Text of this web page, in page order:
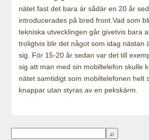
nätet fast det bara är sådär en 20 år
introducerades på bred front.Vad som
tekniska utvecklingen går givetvis bara
troligtvis blir det något som idag nästan
sig. För 15-20 år sedan var det till
sig att man med sin mobiltelefon skulle
nätet samtidigt som mobiltelefonen helt
knappar utan styras av en pekskärm.